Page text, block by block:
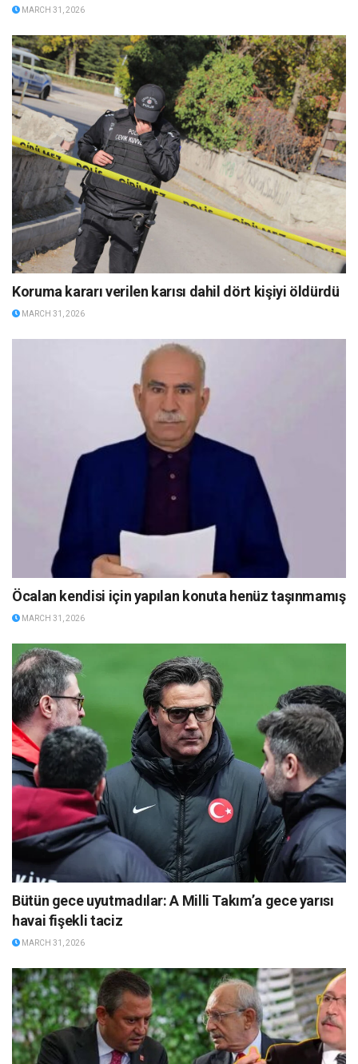
MARCH 31, 2026
Koruma kararı verilen karısı dahil dört kişiyi öldürdü
MARCH 31, 2026
Öcalan kendisi için yapılan konuta henüz taşınmamış
MARCH 31, 2026
Bütün gece uyutmadılar: A Milli Takım’a gece yarısı
havai fişekli taciz
MARCH 31, 2026